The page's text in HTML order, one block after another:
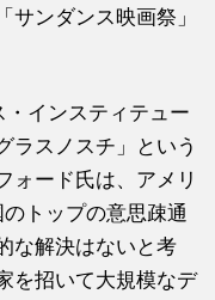
サンダンス映画祭」
・インスティテュー
ラスノスチ」という
ォード氏は、アメリ
トップの意思疎通
な解決はないと考
を招いて大規模なデ